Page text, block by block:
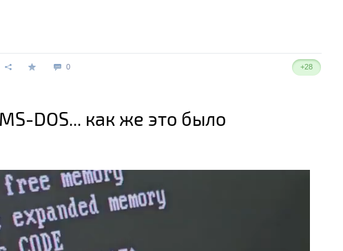
0 +28
DOS... как же это было